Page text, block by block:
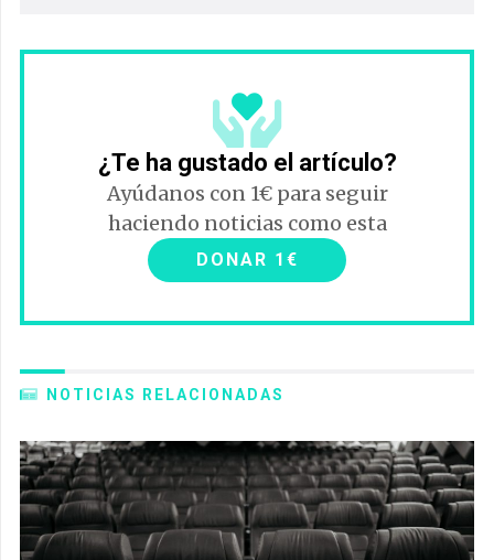
¿Te ha gustado el artículo?
Ayúdanos con 1€ para seguir
haciendo noticias como esta
DONAR 1€
NOTICIAS RELACIONADAS